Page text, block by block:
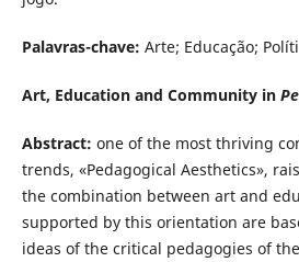
Palavras-chave: Arte; Educação;
Art, Education and Community in
Abstract: one of the most thriving
trends, «Pedagogical Aesthetics»,
the combination between art and
supported by this orientation are
ideas of the critical pedagogies of